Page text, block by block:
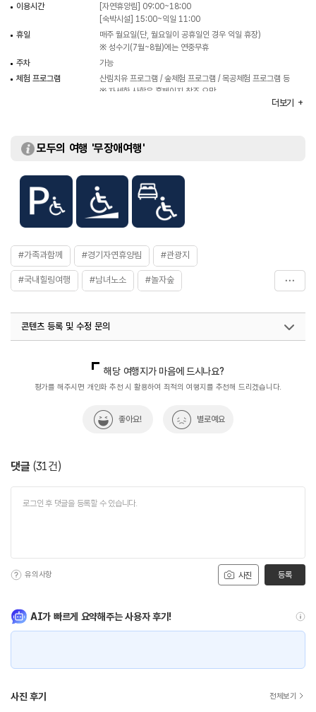
이용시간
[자연휴양림] 09:00~18:00
[숙박시설] 15:00~익일 11:00
휴일
매주 월요일(단, 월요일이 공휴일인 경우 익일 휴장)
※ 성수기(7월~8월)에는 연중무휴
주차
가능
체험 프로그램
산림치유 프로그램 / 숲체험 프로그램 / 목공체험 프로그램 등
※ 자세한 사항은 홈페이지 참조 요망
주차요금
- 경차 2,000원
- 대형 4,000원
※ 숙박 및 야영시설 이용객은 기준차량 수 한정 무료
입장료
- 성인 2,000원
- 청소년/군인 1,500원
시설이용료
[숲속의집]
- 중정형 : (비수기 주중) 150,000원 / (성수기, 주말)
190,000원
- 복층형 : (비수기 주중) 180,000원 / (성수기, 주말)
[산림휴양관]
150,000원
- 20인실 : (비수기 주중) 320,000원 / (성수기, 주말)
[어울림]
[야영시설(데크)]
[동두천 림스파]
- 가족스파 : (3시간) 50,000원
더보기
모두의 여행 '무장애여행'
#가족과함께 #경기자연휴양림 #관광지
#국내힐링여행 #남녀노소 #놀자숲
#유아숲체험 #자연관광지
#휴식하기좋은곳
콘텐츠 등록 및 수정 문의
열린관광콘텐츠팀(열린관광-모두의여행)
033-738-3425
해당 여행지가 마음에 드시나요?
평가를 해주시면 개인화 추천 시 활용하여 최적의 여행지를 추천해 드리겠습니다.
좋아요! 별로예요
댓글 (31건)
사진
유의사항 등록
AI가 빠르게 요약해주는 사용자 후기!
사진 후기 전체보기